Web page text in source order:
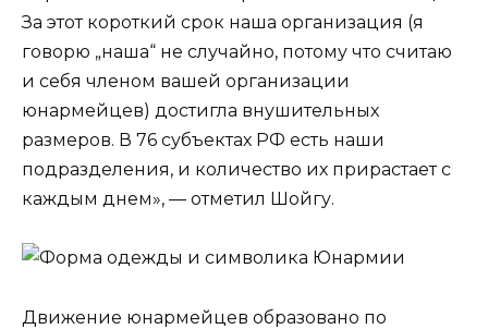
За этот короткий срок наша организация (я
говорю „наша“ не случайно, потому что считаю
и себя членом вашей организации
юнармейцев) достигла внушительных
размеров. В 76 субъектах РФ есть наши
подразделения, и количество их прирастает с
каждым днем», — отметил Шойгу.
Движение юнармейцев образовано по